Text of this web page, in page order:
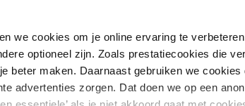
we cookies om je online ervaring te
optioneel zijn. Zoals prestatiecookies die
beter maken. Daarnaast gebruiken we
advertenties zorgen. Dat doen we op een
Particulier Zakelijk